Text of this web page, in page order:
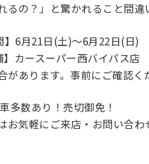
るの？」と驚かれること間違
】6月21日(土)～6月22日(日)
】カースーパー西バイパス店
あります。事前にご確認く
多数あり！売切御免！
お気軽にご来店・お問い合わ